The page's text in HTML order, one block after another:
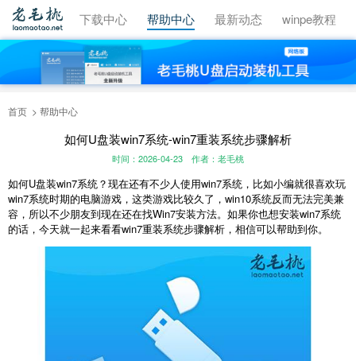
视频教程 下载中心 帮助中心 最新动态 winpe教程
首页 帮助中心
如何U盘装win7系统-win7重装系统步骤解析
时间：2026-04-23 作者：老毛桃
如何U盘装win7系统？现在还有不少人使用win7系统，比如小编就很喜欢玩
win7系统时期的电脑游戏，这类游戏比较久了，win10系统反而无法完美兼
容，所以不少朋友到现在还在找Win7安装方法。如果你也想安装win7系统
的话，今天就一起来看看win7重装系统步骤解析，相信可以帮助到你。